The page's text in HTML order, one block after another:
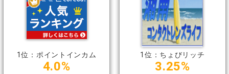
1位：ポイントインカム
4.0%
1位：ちょびリッチ
3.25%